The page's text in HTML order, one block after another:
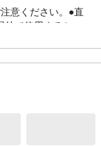
意ください。●直
で使用すると、